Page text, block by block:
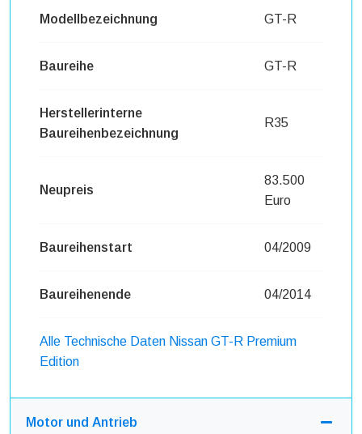
Modellbezeichnung GT-R
Baureihe GT-R
Herstellerinterne
Baureihenbezeichnung
R35
Neupreis
83.500
Euro
Baureihenstart 04/2009
Baureihenende 04/2014
Alle Technische Daten Nissan GT-R Premium
Edition
Motor und Antrieb